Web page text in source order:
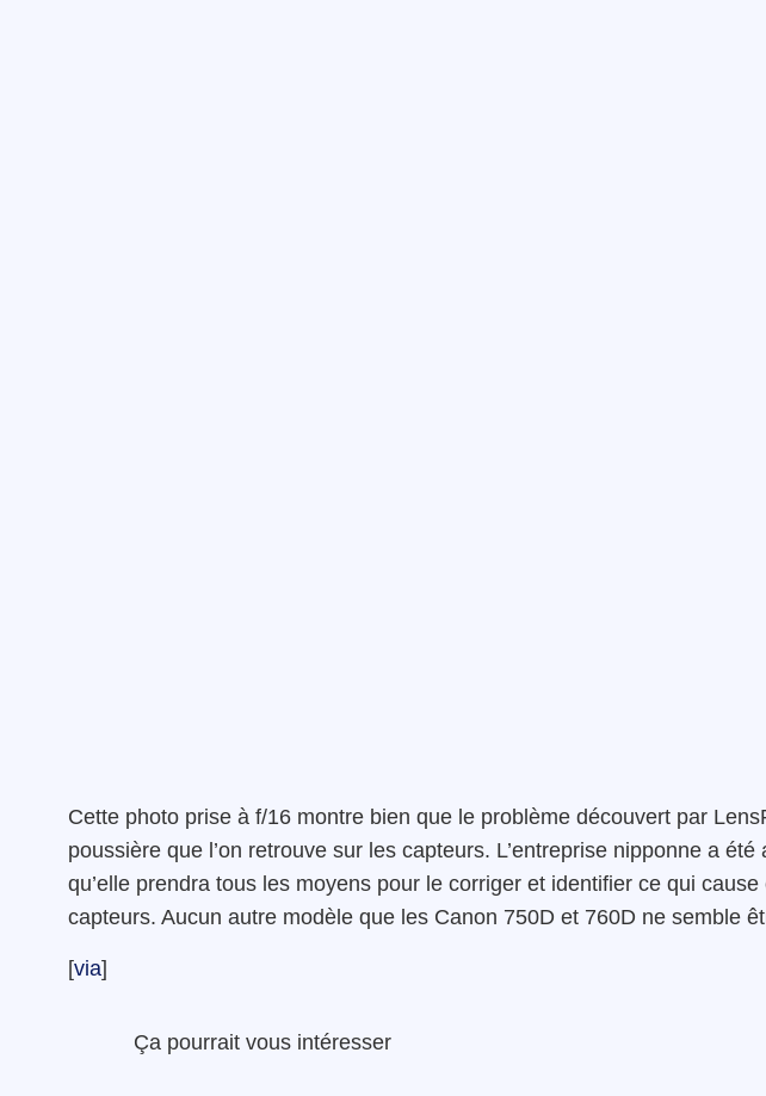
Cette photo prise à f/16 montre bien que le problème découvert par
poussière que l’on retrouve sur les capteurs. L’entreprise nipponne a
qu’elle prendra tous les moyens pour le corriger et identifier ce qui
capteurs. Aucun autre modèle que les Canon 750D et 760D ne semble
[via]
Ça pourrait vous intéresser